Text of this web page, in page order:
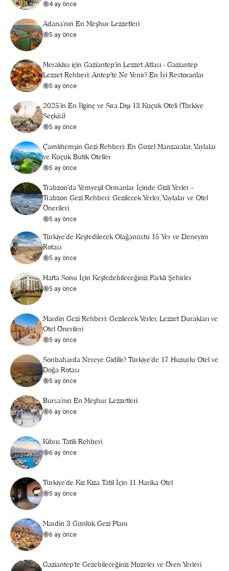
4 ay önce
Adana'nın En Meşhur Lezzetleri
5 ay önce
Meraklısı için Gaziantep'in Lezzet Atlası - Gaziantep
Lezzet Rehberi: Antep’te Ne Yenir? En İyi Restoranlar
5 ay önce
2025’in En İlginç ve Sıra Dışı 13 Küçük Oteli (Türkiye
Seçkisi)
5 ay önce
Çamlıhemşin Gezi Rehberi: En Güzel Manzaralar, Yaylalar
ve Küçük Butik Oteller
5 ay önce
Trabzon'da Yemyeşil Ormanlar İçinde Gizli Yerler -
Trabzon Gezi Rehberi: Gezilecek Yerler, Yaylalar ve Otel
Önerileri
5 ay önce
Türkiye’de Keşfedilecek Olağanüstü 15 Yer ve Deneyim
Rotası
5 ay önce
Hafta Sonu İçin Keşfedebileceğiniz Farklı Şehirler
5 ay önce
Mardin Gezi Rehberi: Gezilecek Yerler, Lezzet Durakları ve
Otel Önerileri
5 ay önce
Sonbaharda Nereye Gidilir? Türkiye’de 17 Huzurlu Otel ve
Doğa Rotası
5 ay önce
Bursa’nın En Meşhur Lezzetleri
6 ay önce
Kıbrıs Tatili Rehberi
6 ay önce
Türkiye’de Kız Kıza Tatil İçin 11 Harika Otel
5 ay önce
Mardin 3 Günlük Gezi Planı
6 ay önce
Gaziantep'te Gezebileceğiniz Müzeler ve Ören Yerleri